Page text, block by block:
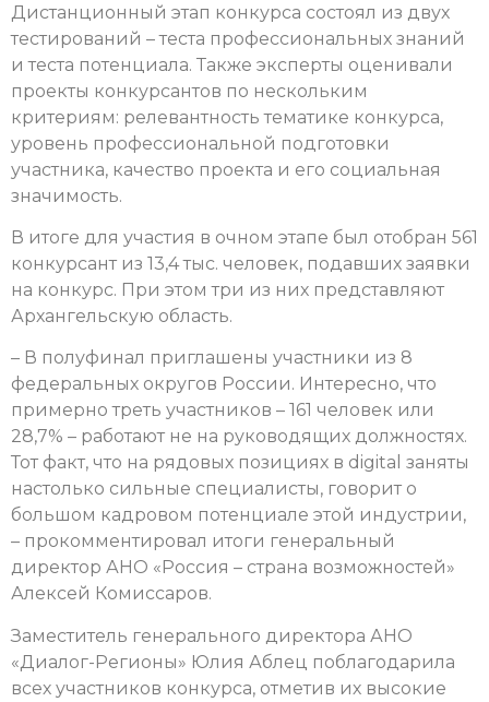
Дистанционный этап конкурса состоял из двух
тестирований – теста профессиональных знаний
и теста потенциала. Также эксперты оценивали
проекты конкурсантов по нескольким
критериям: релевантность тематике конкурса,
уровень профессиональной подготовки
участника, качество проекта и его социальная
значимость.
В итоге для участия в очном этапе был отобран 561
конкурсант из 13,4 тыс. человек, подавших заявки
на конкурс. При этом три из них представляют
Архангельскую область.
– В полуфинал приглашены участники из 8
федеральных округов России. Интересно, что
примерно треть участников – 161 человек или
28,7% – работают не на руководящих должностях.
Тот факт, что на рядовых позициях в digital заняты
настолько сильные специалисты, говорит о
большом кадровом потенциале этой индустрии,
– прокомментировал итоги генеральный
директор АНО «Россия – страна возможностей»
Алексей Комиссаров.
Заместитель генерального директора АНО
«Диалог-Регионы» Юлия Аблец поблагодарила
всех участников конкурса, отметив их высокие